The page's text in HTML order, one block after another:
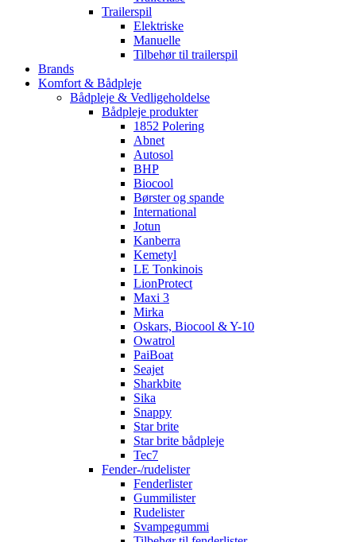
Trailerspil
Elektriske
Manuelle
Tilbehør til trailerspil
Brands
Komfort & Bådpleje
Bådpleje & Vedligeholdelse
Bådpleje produkter
1852 Polering
Abnet
Autosol
BHP
Biocool
Børster og spande
International
Jotun
Kanberra
Kemetyl
LE Tonkinois
LionProtect
Maxi 3
Mirka
Oskars, Biocool & Y-10
Owatrol
PaiBoat
Seajet
Sharkbite
Sika
Snappy
Star brite
Star brite bådpleje
Tec7
Fender-/rudelister
Fenderlister
Gummilister
Rudelister
Svampegummi